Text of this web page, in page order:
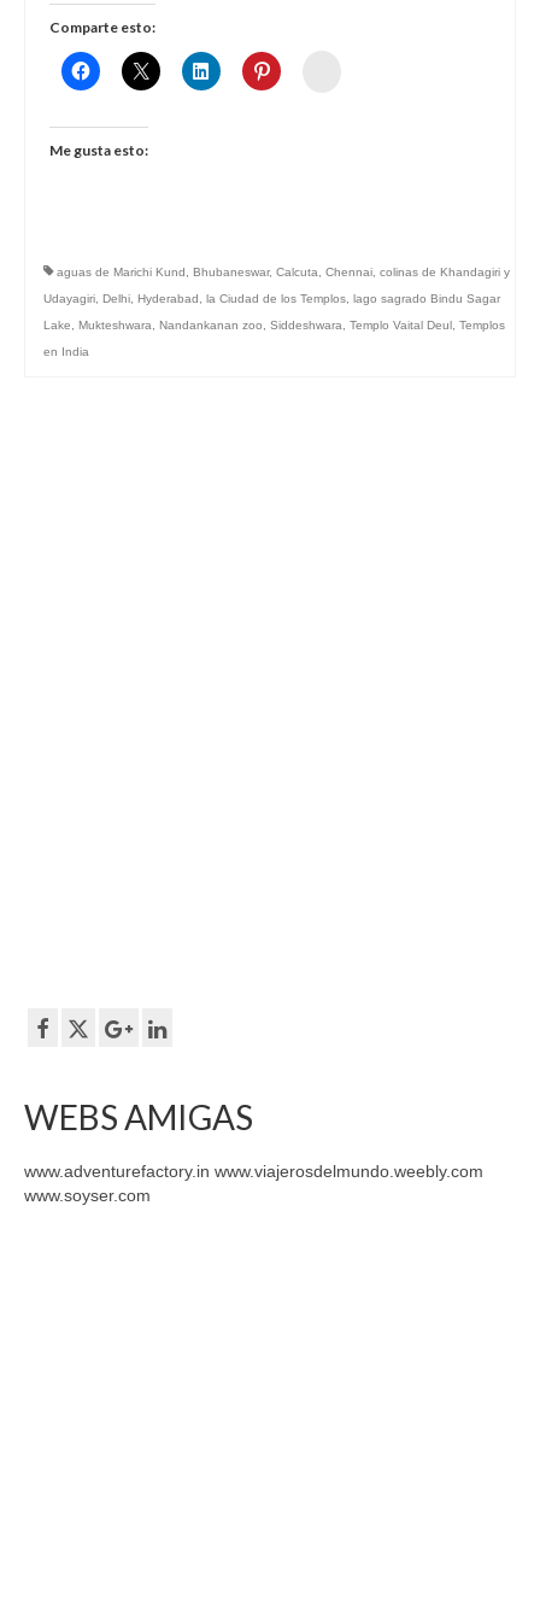
Comparte esto:
Me gusta esto:
aguas de Marichi Kund , Bhubaneswar, Calcuta, Chennai, colinas de Khandagiri y
Udayagiri, Delhi, Hyderabad , la Ciudad de los Templos, lago sagrado Bindu Sagar
Lake, Mukteshwara, Nandankanan zoo, Siddeshwara, Templo Vaital Deul , Templos
en India
WEBS AMIGAS
www.adventurefactory.in www.viajerosdelmundo.weebly.com
www.soyser.com